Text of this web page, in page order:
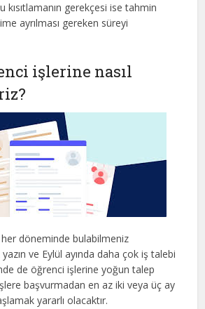
kısıtlamanın gerekçesi ise tahmin
ayrılması gereken süreyi
işlerine nasıl
her döneminde bulabilmeniz
ve Eylül ayında daha çok iş talebi
de öğrenci işlerine yoğun talep
başvurmadan en az iki veya üç ay
yararlı olacaktır.